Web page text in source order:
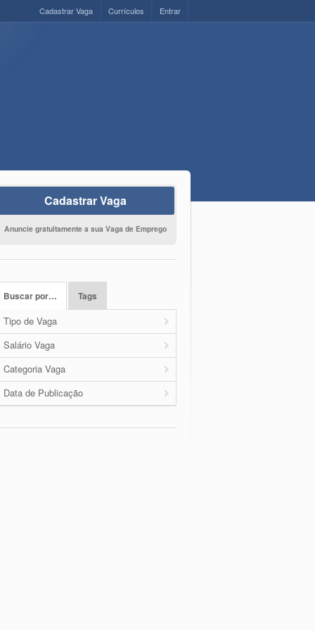
Entrar
Currículos
Cadastrar Vaga
Cadastrar Vaga
Anuncie gratuitamente a sua Vaga de Emprego
Buscar por… Tags
Tipo de Vaga
Salário Vaga
Categoria Vaga
Data de Publicação